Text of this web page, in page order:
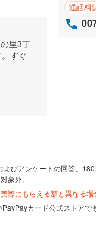
里3丁
すぐ
通話料
びアンケートの回答、
象外。
際にもらえる額と異なる場
カード公式ストアで